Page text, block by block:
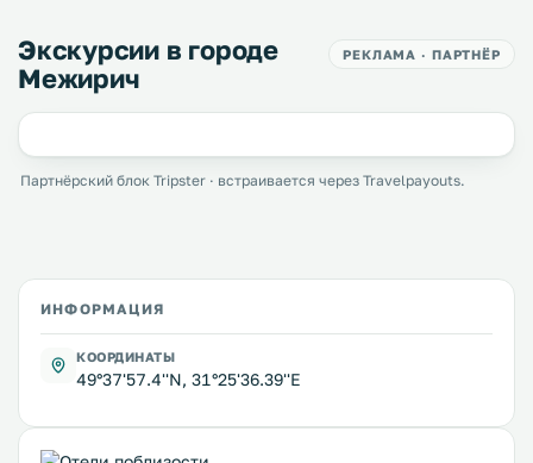
Экскурсии в городе
Межирич
РЕКЛАМА · ПАРТНЁР
Партнёрский блок Tripster · встраивается через Travelpayouts.
ИНФОРМАЦИЯ
КООРДИНАТЫ
49°37'57.4''N, 31°25'36.39''E